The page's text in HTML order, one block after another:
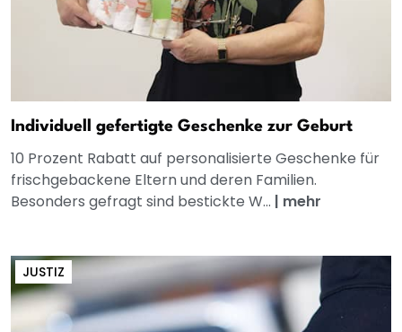
Individuell gefertigte Geschenke zur Geburt
10 Prozent Rabatt auf personalisierte Geschenke für
frischgebackene Eltern und deren Familien.
Besonders gefragt sind bestickte W... | mehr
JUSTIZ